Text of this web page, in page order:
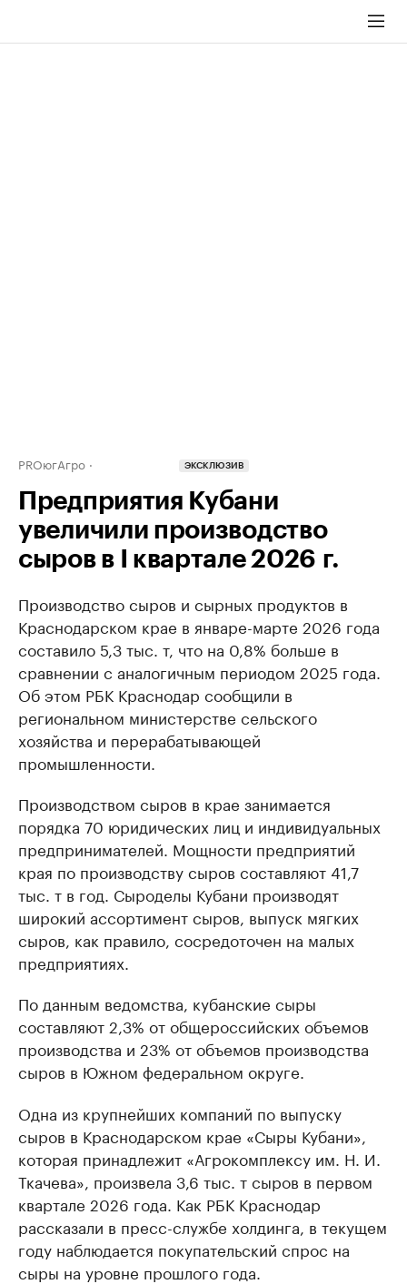
PROюгАгро ЭКСКЛЮЗИВ
Предприятия Кубани
увеличили производство
сыров в I квартале 2026 г.
Производство сыров и сырных продуктов в
Краснодарском крае в январе-марте 2026 года
составило 5,3 тыс. т, что на 0,8% больше в
сравнении с аналогичным периодом 2025 года.
Об этом РБК Краснодар сообщили в
региональном министерстве сельского
хозяйства и перерабатывающей
промышленности.
Производством сыров в крае занимается
порядка 70 юридических лиц и индивидуальных
предпринимателей. Мощности предприятий
края по производству сыров составляют 41,7
тыс. т в год. Сыроделы Кубани производят
широкий ассортимент сыров, выпуск мягких
сыров, как правило, сосредоточен на малых
предприятиях.
По данным ведомства, кубанские сыры
составляют 2,3% от общероссийских объемов
производства и 23% от объемов производства
сыров в Южном федеральном округе.
Одна из крупнейших компаний по выпуску
сыров в Краснодарском крае «Сыры Кубани»,
которая принадлежит «Агрокомплексу им. Н. И.
Ткачева», произвела 3,6 тыс. т сыров в первом
квартале 2026 года. Как РБК Краснодар
рассказали в пресс-службе холдинга, в текущем
году наблюдается покупательский спрос на
сыры на уровне прошлого года.